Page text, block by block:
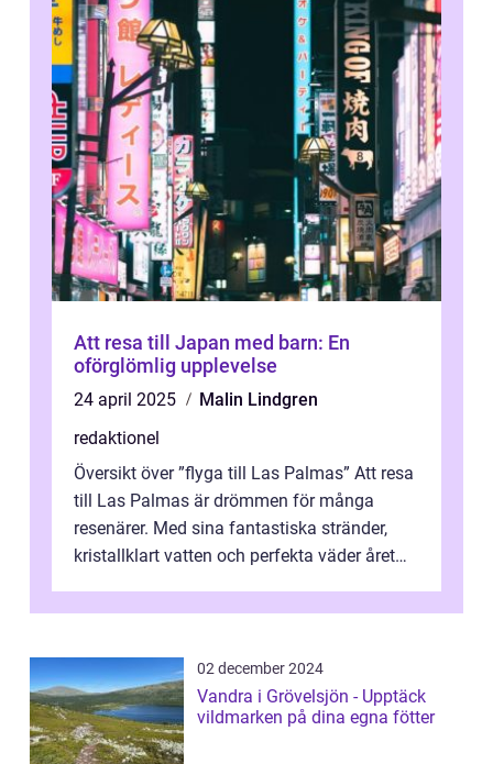
Att resa till Japan med barn: En
oförglömlig upplevelse
24 april 2025
Malin Lindgren
redaktionel
Översikt över ”flyga till Las Palmas” Att resa
till Las Palmas är drömmen för många
resenärer. Med sina fantastiska stränder,
kristallklart vatten och perfekta väder året
02 december 2024
Vandra i Grövelsjön - Upptäck
vildmarken på dina egna fötter